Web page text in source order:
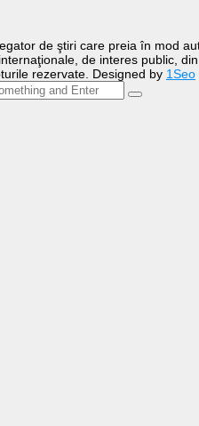
de ştiri care preia în mod
de interes public,
rezervate. Designed by 1Seo